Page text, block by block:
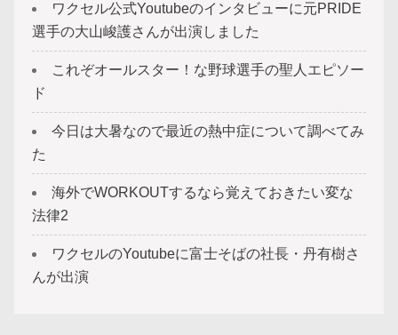
ワクセル公式Youtubeのインタビューに元PRIDE
選手の大山峻護さんが出演しました
これぞオールスター！な野球選手の聖人エピソー
ド
今日は大暑なので最近の熱中症について調べてみ
た
海外でWORKOUTするなら覚えておきたい変な
法律2
ワクセルのYoutubeに富士そばの社長・丹有樹さ
んが出演